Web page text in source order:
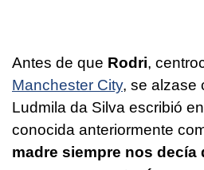
Antes de que Rodri,
Manchester City, se alzase
Ludmila da Silva escribió
conocida anteriormente
madre siempre nos decía